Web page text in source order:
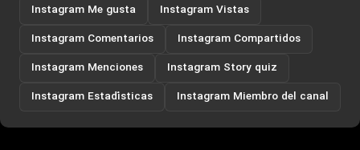
Instagram Me gusta
Instagram Vistas
Instagram Comentarios
Instagram Compartidos
Instagram Menciones
Instagram Story quiz
Instagram Estadísticas
Instagram Miembro del canal